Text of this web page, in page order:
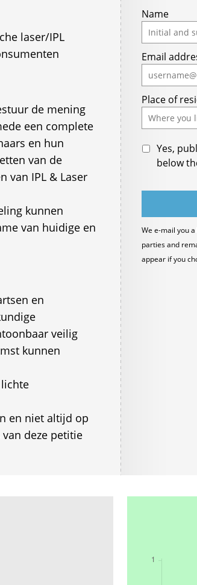
laser/IPL
de mening
een complete
en hun
van de
van IPL & Laser
kunnen
van huidige en
en
veilig
kunnen
en niet altijd op
deze petitie
Name
Email
Place of
Yes,
below
We e-mail you
parties and
appear if you